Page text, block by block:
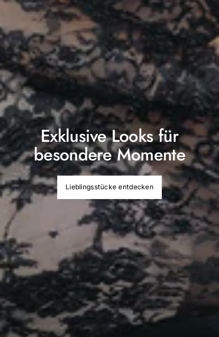
Exklusive Looks für
besondere Momente
Lieblingsstücke entdecken